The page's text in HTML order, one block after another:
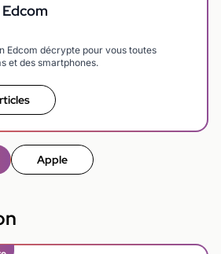
Edcom décrypte pour vous toutes
et des smartphones.
Apple